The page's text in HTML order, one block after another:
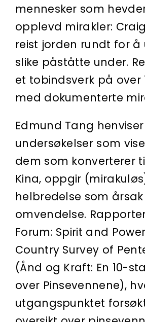
mennesker som
opplevd mirakler:
reist jorden rundt for å
slike påståtte under.
et tobindsverk på over
med dokumenterte
Edmund Tang
undersøkelser som
dem som konverterer
Kina, oppgir
helbredelse som årsak
omvendelse.
Forum: Spirit and
Country Survey of
(Ånd og Kraft: En 10-
over Pinsevennene),
utgangspunktet